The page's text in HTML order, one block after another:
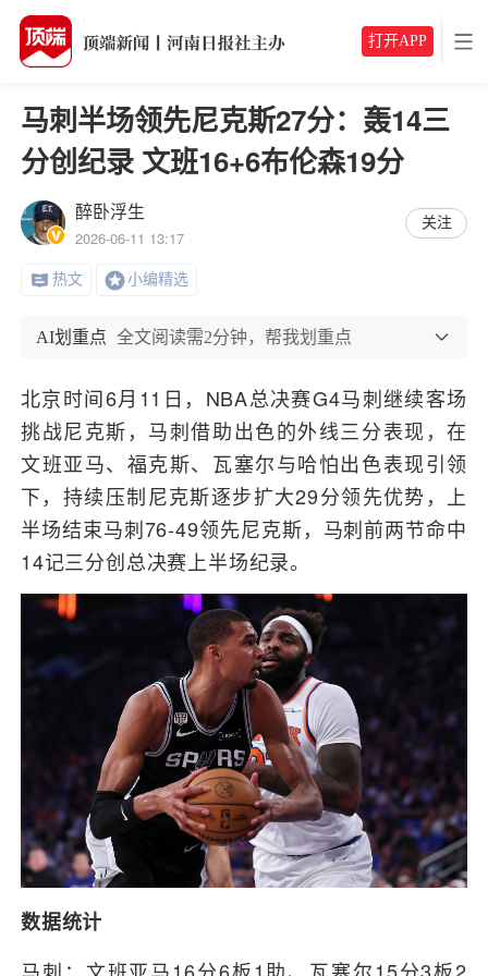
打开APP
马刺半场领先尼克斯27分：轰14三
分创纪录 文班16+6布伦森19分
醉卧浮生
2026-06-11 13:17
关注
热文 小编精选
AI划重点 全文阅读需2分钟，帮我划重点
北京时间6月11日，NBA总决赛G4马刺继续客场
挑战尼克斯，马刺借助出色的外线三分表现，在
文班亚马、福克斯、瓦塞尔与哈怕出色表现引领
下，持续压制尼克斯逐步扩大29分领先优势，上
半场结束马刺76-49领先尼克斯，马刺前两节命中
14记三分创总决赛上半场纪录。
数据统计
马刺：文班亚马16分6板1助、瓦塞尔15分3板2